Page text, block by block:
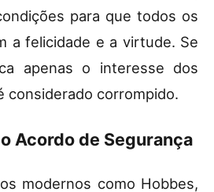
para que todos os
a felicidade e a virtude. Se
apenas o interesse dos
considerado corrompido.
Acordo de Segurança
modernos como Hobbes,